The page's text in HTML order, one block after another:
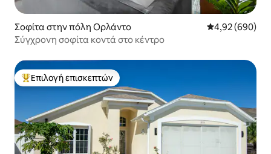
Σοφίτα στην πόλη Ορλάντο Μέση
4,92 (690)
Σύγχρονη σοφίτα κοντά στο κέντρο
Κορυφαία επιλογή επισκεπτών
Επιλογή επισκεπτών